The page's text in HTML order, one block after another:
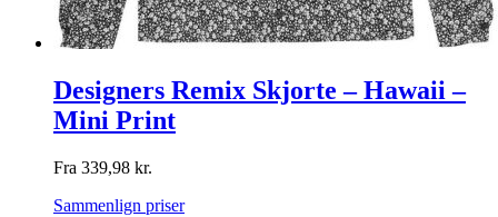
Designers Remix Skjorte – Hawaii –
Mini Print
Fra 339,98 kr.
Sammenlign priser